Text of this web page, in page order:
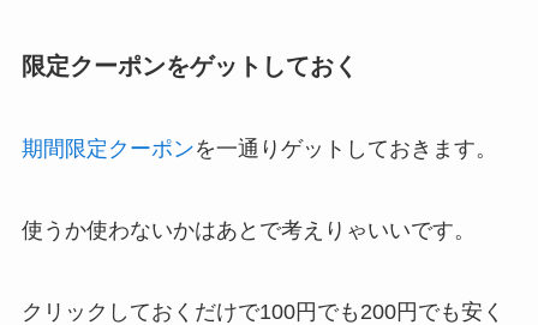
限定クーポンをゲットしておく
期間限定クーポンを一通りゲットしておきます。
使うか使わないかはあとで考えりゃいいです。
クリックしておくだけで100円でも200円でも安く